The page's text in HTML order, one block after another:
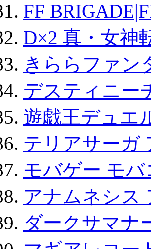
FF
D×2 真・女神
きららファン
デスティニー
遊戯王デュエ
テリアサーガ
モバゲー モ
アナムネシス
ダークサマナ